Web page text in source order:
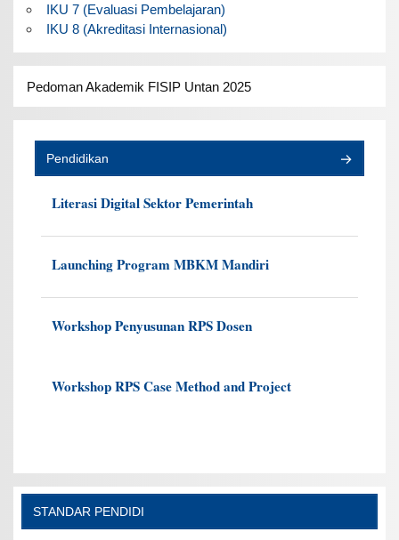
IKU 7 (Evaluasi Pembelajaran)
IKU 8 (Akreditasi Internasional)
Pedoman Akademik FISIP Untan 2025
Pendidikan
Literasi Digital Sektor Pemerintah
Launching Program MBKM Mandiri
Workshop Penyusunan RPS Dosen
Workshop RPS Case Method and Project
STANDAR PENDIDI